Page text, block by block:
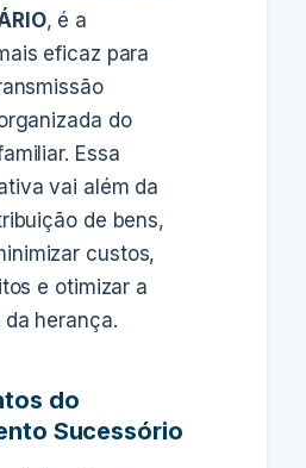
, é a
eficaz para
do
Essa
vai além da
de bens,
custos,
e otimizar a
herança.
do
Sucessório